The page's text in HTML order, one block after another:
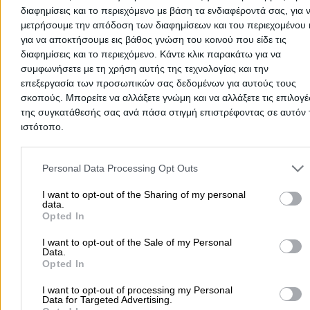
διαφημίσεις και το περιεχόμενο με βάση τα ενδιαφέροντά σας, για
μετρήσουμε την απόδοση των διαφημίσεων και του περιεχομένου
για να αποκτήσουμε εις βάθος γνώση του κοινού που είδε τις
διαφημίσεις και το περιεχόμενο. Κάντε κλικ παρακάτω για να
συμφωνήσετε με τη χρήση αυτής της τεχνολογίας και την
επεξεργασία των προσωπικών σας δεδομένων για αυτούς τους
σκοπούς. Μπορείτε να αλλάξετε γνώμη και να αλλάξετε τις
της συγκατάθεσής σας ανά πάσα στιγμή επιστρέφοντας σε αυτόν
ιστότοπο.
Please note that this website/app uses one or more Google
and may gather and store information including but not limited to
to Google and its third-party tags to use your data for below
purposes in below Google consent section.
Personal Data Processing Opt Outs
I want to opt-out of the Sharing of my personal
data.
Opted In
I want to opt-out of the Sale of my Personal
Data.
Opted In
I want to opt-out of processing my Personal
Data for Targeted Advertising.
επαναλαμβανόμενο πρόβλημα με την εξωτερική
μονάδα.καθε 6 μήνες γίνετε αντικατάσταση,αφού κάνω
κανα τρίμηνο να τους βρω.. κοροϊδία σε όλους το
μεγαλείο.Μια ζωή με την δικαιολογία στο στόμα
Konstantinos K.
06/10/2025 14:36
εξουσιοδοτημένο σερβις της Midea. Πραγματικά δεν
αγοράζω Midea και ότι άλλο έχει αυτός ο όμιλος στην
στην Θεσσαλονίκη. Κληματιστικό μέσα στην εγγύηση
έβγαλε πρόβλημα ενημέρωσα από τον Ιούλιο και και
μέχρι σήμερα 6/10/2025δεν έχει λυθεί εξαιτίας τους.
κλείνουνε ραντεβού και πάλι τα ίδια στα 6 ραντεβού
κλείσαμε ήρθαν στο 1 κ κάναν το Κληματιστικό
ότι εσυ δεν απαντάς κτλ…. ΜΑΚΡΙΑ!